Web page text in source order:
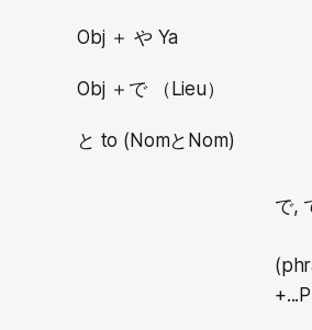
Obj ＋ や Ya
Obj ＋で （Lieu）
と to (NomとNom)
で,